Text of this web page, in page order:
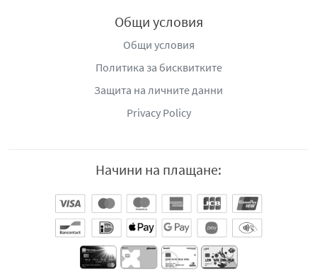
Общи условия
Общи условия
Политика за бисквитките
Защита на личните данни
Privacy Policy
Начини на плащане: